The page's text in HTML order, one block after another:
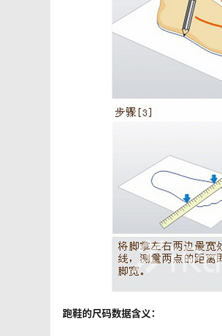
跑鞋的尺码数据含义：